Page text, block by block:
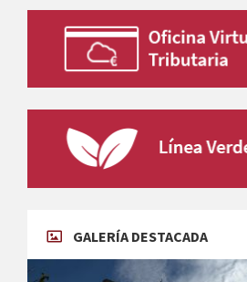
GALERÍA DESTACADA